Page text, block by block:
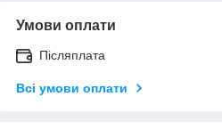
Умови оплати
Післяплата
Всі умови оплати